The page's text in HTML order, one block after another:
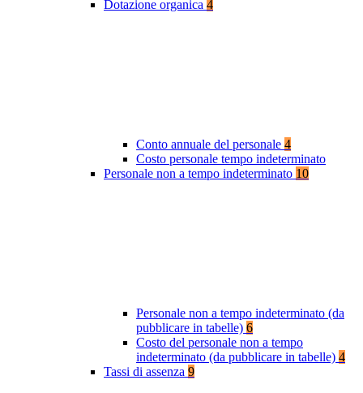
Dotazione organica 4
Conto annuale del personale 4
Costo personale tempo indeterminato
Personale non a tempo indeterminato 10
Personale non a tempo indeterminato (da
pubblicare in tabelle) 6
Costo del personale non a tempo
indeterminato (da pubblicare in tabelle) 4
Tassi di assenza 9